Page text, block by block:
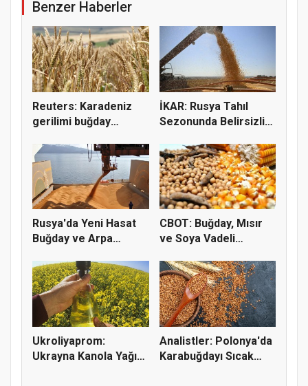
Benzer Haberler
Reuters: Karadeniz
gerilimi buğday
İKAR: Rusya Tahıl
Sezonunda Belirsizlik
Rusya'da Yeni Hasat
Buğday ve Arpa
CBOT: Buğday, Mısır
ve Soya Vadeli
Ukroliyaprom:
Ukrayna Kanola Yağı
Analistler: Polonya'da
Karabuğdayı Sıcak